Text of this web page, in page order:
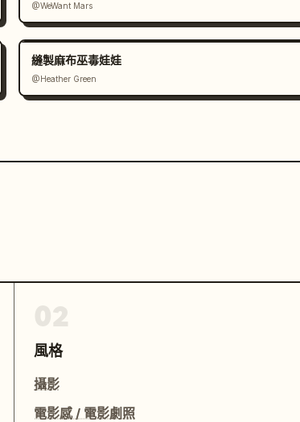
@WeWant Mars
縫製麻布巫毒娃娃
@Heather Green
風格
攝影
電影感 / 電影劇照